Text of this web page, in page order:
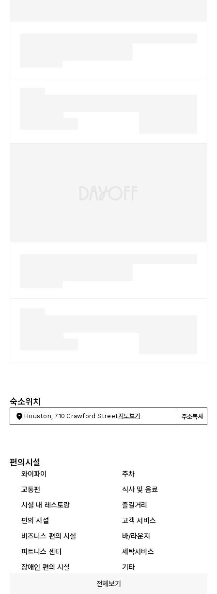
숙소위치
Houston, 710 Crawford Street지도보기 주소복사
편의시설
와이파이
주차
교통편
식사 및 음료
시설 내 레스토랑
즐길거리
편의 시설
고객 서비스
비즈니스 편의 시설
바/라운지
피트니스 센터
세탁서비스
장애인 편의 시설
기타
전체보기